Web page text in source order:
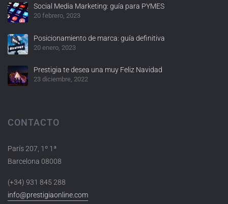
Social Media Marketing: guía para PYMES
20 febrero, 2023
Posicionamiento de marca: guía definitiva
20 enero, 2023
Prestigia te desea una muy Feliz Navidad
23 diciembre, 2022
CONTACTO
París 207, 1º 1ª
Barcelona 08008
(+34) 931 845 288
info@prestigiaonline.com